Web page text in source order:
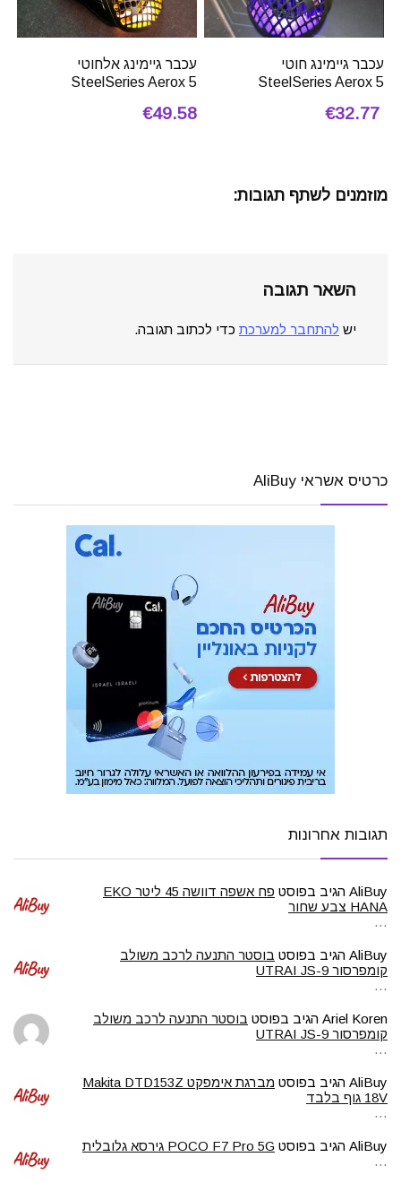
עכבר גיימינג חוטי
SteelSeries Aerox 5
€32.77
עכבר גיימינג אלחוטי
SteelSeries Aerox 5
€49.58
מוזמנים לשתף תגובות:
השאר תגובה
יש להתחבר למערכת כדי לכתוב תגובה.
כרטיס אשראי AliBuy
תגובות אחרונות
AliBuy הגיב בפוסט
פח אשפה דוושה 45 ליטר EKO
HANA צבע שחור
…
AliBuy הגיב בפוסט בוסטר התנעה לרכב משולב
קומפרסור UTRAI JS-9
…
Ariel Koren הגיב בפוסט בוסטר התנעה לרכב משולב
קומפרסור UTRAI JS-9
…
AliBuy הגיב בפוסט
מברגת אימפקט Makita DTD153Z
18V גוף בלבד
…
AliBuy הגיב בפוסט POCO F7 Pro 5G גירסא גלובלית
…